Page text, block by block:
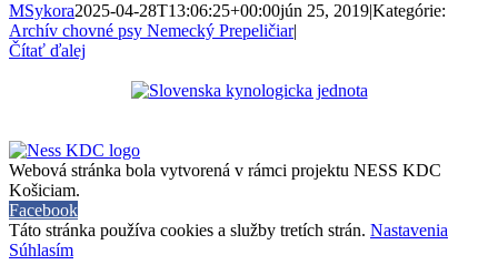
MSykora2025-04-28T13:06:25+00:00jún 25, 2019|Kategórie:
Archív chovné psy Nemecký Prepeličiar|
Čítať ďalej
Webová stránka bola vytvorená v rámci projektu NESS KDC
Košiciam.
Facebook
Táto stránka používa cookies a služby tretích strán. Nastavenia
Súhlasím